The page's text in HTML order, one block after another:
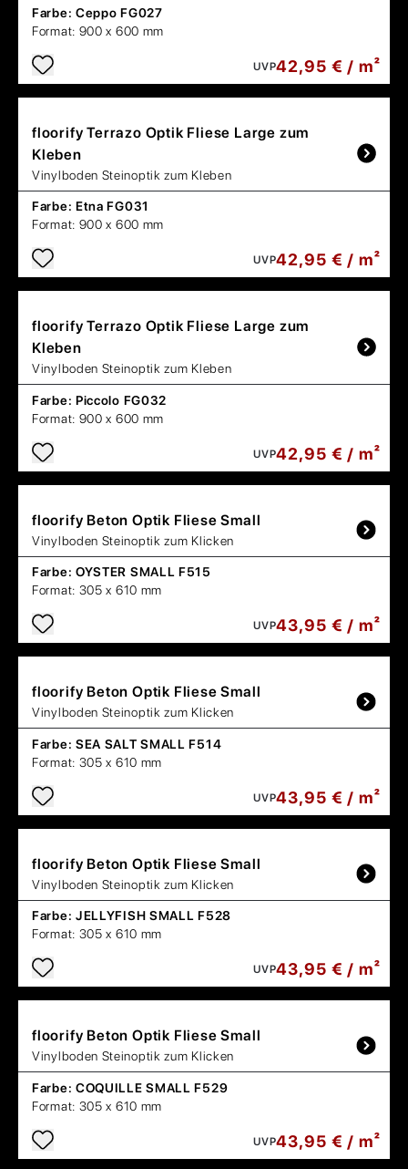
Farbe: Ceppo FG027
Format: 900 x 600 mm
UVP42,95 € / m²
floorify Terrazo Optik Fliese Large zum
Kleben
Vinylboden Steinoptik zum Kleben
Farbe: Etna FG031
Format: 900 x 600 mm
UVP42,95 € / m²
floorify Terrazo Optik Fliese Large zum
Kleben
Vinylboden Steinoptik zum Kleben
Farbe: Piccolo FG032
Format: 900 x 600 mm
UVP42,95 € / m²
floorify Beton Optik Fliese Small
Vinylboden Steinoptik zum Klicken
Farbe: OYSTER SMALL F515
Format: 305 x 610 mm
UVP43,95 € / m²
floorify Beton Optik Fliese Small
Vinylboden Steinoptik zum Klicken
Farbe: SEA SALT SMALL F514
Format: 305 x 610 mm
UVP43,95 € / m²
floorify Beton Optik Fliese Small
Vinylboden Steinoptik zum Klicken
Farbe: JELLYFISH SMALL F528
Format: 305 x 610 mm
UVP43,95 € / m²
floorify Beton Optik Fliese Small
Vinylboden Steinoptik zum Klicken
Farbe: COQUILLE SMALL F529
Format: 305 x 610 mm
UVP43,95 € / m²